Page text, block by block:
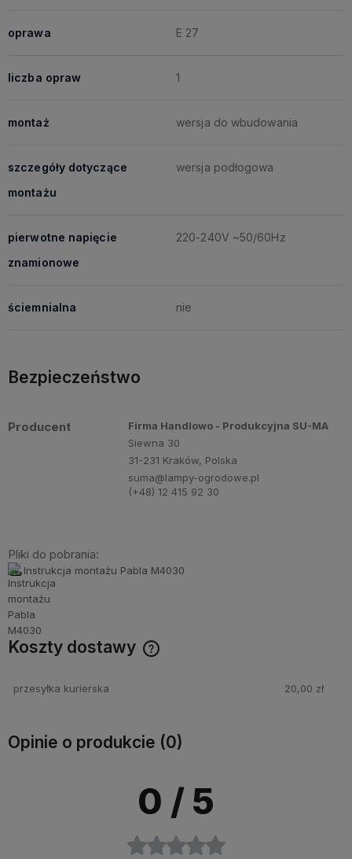
oprawa E 27
liczba opraw 1
montaż wersja do wbudowania
szczegóły dotyczące
montażu
wersja podłogowa
pierwotne napięcie
znamionowe
220-240V ~50/60Hz
ściemnialna nie
Bezpieczeństwo
Producent
Firma Handlowo - Produkcyjna SU-MA
Siewna 30
31-231 Kraków, Polska
suma@lampy-ogrodowe.pl
(+48) 12 415 92 30
Pliki do pobrania:
Instrukcja montażu Pabla M4030
Koszty dostawy
przesyłka kurierska 20,00 zł
Opinie o produkcie (0)
0 / 5